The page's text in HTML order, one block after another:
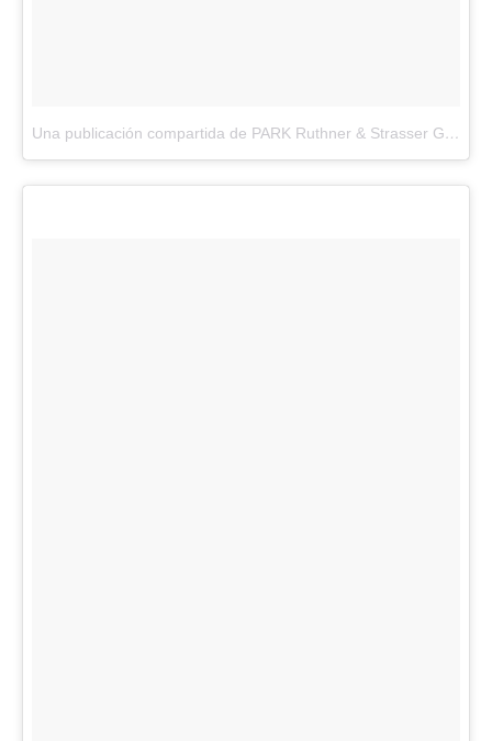
Una publicación compartida de PARK Ruthner & Strasser GmbH (@park_wien)